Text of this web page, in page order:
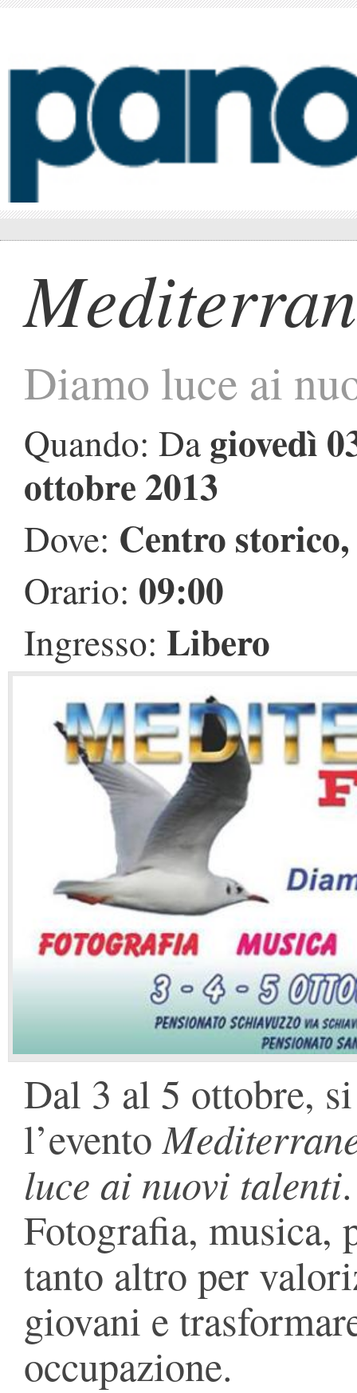
Diamo luce ai
Quando: Dagiovedì
ottobre 2013
Dove: Centro
Orario: 09:00
Ingresso: Libero
Dal 3 al 5 ottobre,
l’evento
luce ai nuovi talenti.
Fotografia, musica,
tanto altro per
giovani e
occupazione.